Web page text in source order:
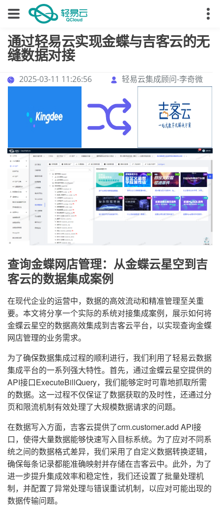
通过轻易云实现金蝶与吉客云的无
缝数据对接
2025-03-11 11:26:56 轻易云集成顾问-李奇微
查询金蝶网店管理：从金蝶云星空到吉
客云的数据集成案例
在现代企业的运营中，数据的高效流动和精准管理至关重
要。本文将分享一个实际的系统对接集成案例，展示如何将
金蝶云星空的数据高效集成到吉客云平台，以实现查询金蝶
网店管理的业务需求。
为了确保数据集成过程的顺利进行，我们利用了轻易云数据
集成平台的一系列强大特性。首先，通过金蝶云星空提供的
API接口ExecuteBillQuery，我们能够定时可靠地抓取所需
的数据。这一过程不仅保证了数据获取的及时性，还通过分
页和限流机制有效处理了大规模数据请求的问题。
在数据写入方面，吉客云提供了crm.customer.add API接
口，使得大量数据能够快速写入目标系统。为了应对不同系
统之间的数据格式差异，我们采用了自定义数据转换逻辑，
确保每条记录都能准确映射并存储在吉客云中。此外，为了
进一步提升集成效率和稳定性，我们还设置了批量处理机
制，并配置了异常处理与错误重试机制，以应对可能出现的
数据传输问题。